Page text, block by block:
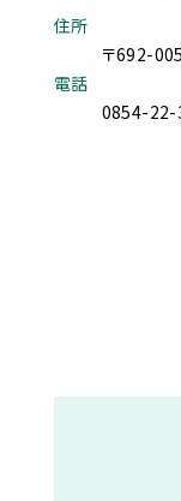
住所
〒692-
電話
0854-22-